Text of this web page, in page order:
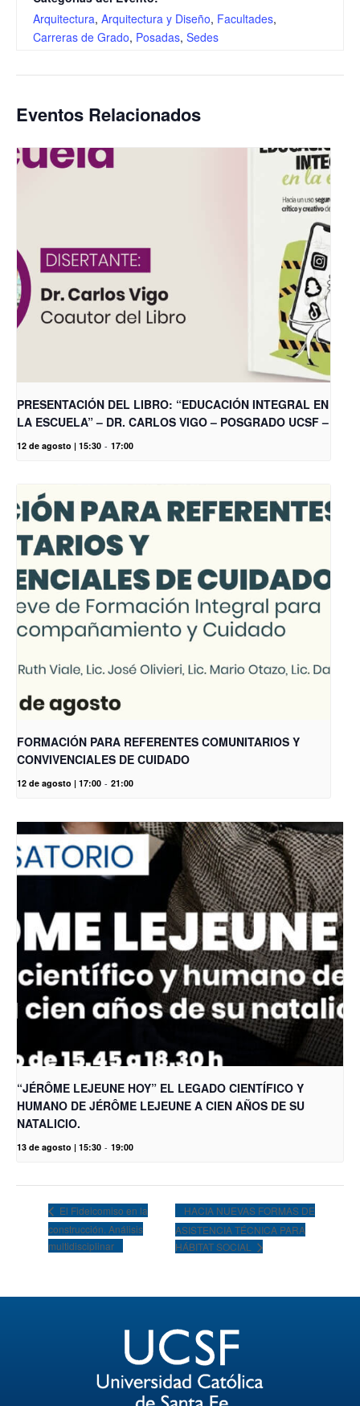
Arquitectura, Arquitectura y Diseño, Facultades,
Carreras de Grado, Posadas, Sedes
Eventos Relacionados
PRESENTACIÓN DEL LIBRO: “EDUCACIÓN INTEGRAL EN
LA ESCUELA” – DR. CARLOS VIGO – POSGRADO UCSF –
12 de agosto | 15:30 - 17:00
FORMACIÓN PARA REFERENTES COMUNITARIOS Y
CONVIVENCIALES DE CUIDADO
12 de agosto | 17:00 - 21:00
“JÉRÔME LEJEUNE HOY” EL LEGADO CIENTÍFICO Y
HUMANO DE JÉRÔME LEJEUNE A CIEN AÑOS DE SU
NATALICIO.
13 de agosto | 15:30 - 19:00
El Fideicomiso en la
construcción. Análisis
multidisciplinar
HACIA NUEVAS FORMAS DE
ASISTENCIA TÉCNICA PARA
HÁBITAT SOCIAL